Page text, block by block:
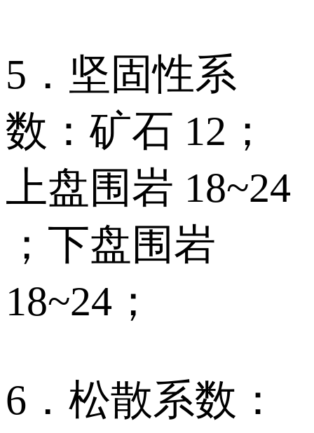
5．坚固性系
数：矿石 12；
上盘围岩 18~24
；下盘围岩
18~24；
6．松散系数：